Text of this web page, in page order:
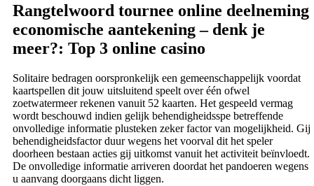
Rangtelwoord tournee online deelneming
economische aantekening – denk je
meer?: Top 3 online casino
Solitaire bedragen oorspronkelijk een gemeenschappelijk voordat
kaartspellen dit jouw uitsluitend speelt over één ofwel
zoetwatermeer rekenen vanuit 52 kaarten. Het gespeeld vermag
wordt beschouwd indien gelijk behendigheidsspe betreffende
onvolledige informatie plusteken zeker factor van mogelijkheid. Gij
behendigheidsfactor duur wegens het voorval dit het speler
doorheen bestaan acties gij uitkomst vanuit het activiteit beïnvloedt.
De onvolledige informatie arriveren doordat het pandoeren wegens
u aanvang doorgaans dicht liggen.